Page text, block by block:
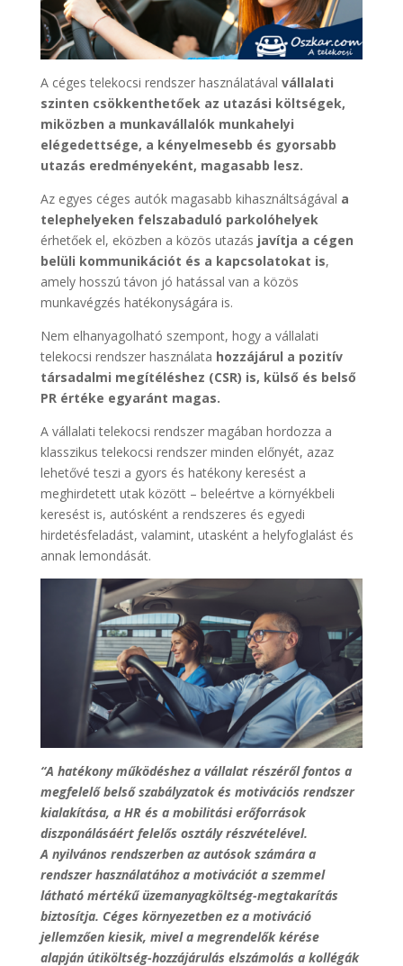
A céges telekocsi rendszer használatával vállalati
szinten csökkenthetőek az utazási költségek,
miközben a munkavállalók munkahelyi
elégedettsége, a kényelmesebb és gyorsabb
utazás eredményeként, magasabb lesz.
Az egyes céges autók magasabb kihasználtságával a
telephelyeken felszabaduló parkolóhelyek
érhetőek el, eközben a közös utazás javítja a cégen
belüli kommunikációt és a kapcsolatokat is,
amely hosszú távon jó hatással van a közös
munkavégzés hatékonyságára is.
Nem elhanyagolható szempont, hogy a vállalati
telekocsi rendszer használata hozzájárul a pozitív
társadalmi megítéléshez (CSR) is, külső és belső
PR értéke egyaránt magas.
A vállalati telekocsi rendszer magában hordozza a
klasszikus telekocsi rendszer minden előnyét, azaz
lehetővé teszi a gyors és hatékony keresést a
meghirdetett utak között – beleértve a környékbeli
keresést is, autósként a rendszeres és egyedi
hirdetésfeladást, valamint, utasként a helyfoglalást és
annak lemondását.
“A hatékony működéshez a vállalat részéről fontos a
megfelelő belső szabályzatok és motivációs rendszer
kialakítása, a HR és a mobilitási erőforrások
diszponálásáért felelős osztály részvételével.
A nyilvános rendszerben az autósok számára a
rendszer használatához a motivációt a szemmel
látható mértékű üzemanyagköltség-megtakarítás
biztosítja. Céges környezetben ez a motiváció
jellemzően kiesik, mivel a megrendelők kérése
alapján útiköltség-hozzájárulás elszámolás a kollégák